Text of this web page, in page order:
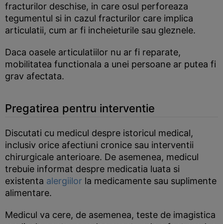
fracturilor deschise, in care osul perforeaza
tegumentul si in cazul fracturilor care implica
articulatii, cum ar fi incheieturile sau gleznele.
Daca oasele articulatiilor nu ar fi reparate,
mobilitatea functionala a unei persoane ar putea fi
grav afectata.
Pregatirea pentru interventie
Discutati cu medicul despre istoricul medical,
inclusiv orice afectiuni cronice sau interventii
chirurgicale anterioare. De asemenea, medicul
trebuie informat despre medicatia luata si
existenta alergiilor la medicamente sau suplimente
alimentare.
Medicul va cere, de asemenea, teste de imagistica